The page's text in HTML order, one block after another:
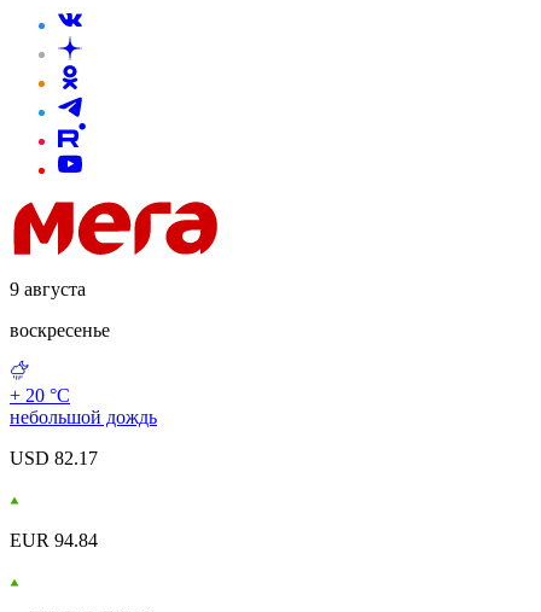
9 августа
воскресенье
+ 20 °С
небольшой дождь
USD 82.17
EUR 94.84